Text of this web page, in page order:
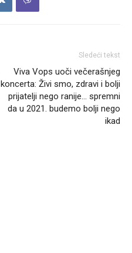
Sledeći tekst
Viva Vops uoči večerašnjeg
koncerta: Živi smo, zdravi i bolji
prijatelji nego ranije… spremni
da u 2021. budemo bolji nego
ikad